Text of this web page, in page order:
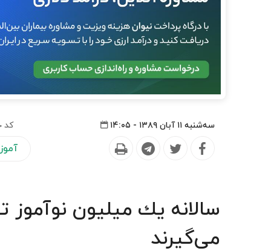
سه‌شنبه ۱۱ آبان ۱۳۸۹ - ۱۴:۰۵ کد
سالانه یك میلیون
می‌گیرند